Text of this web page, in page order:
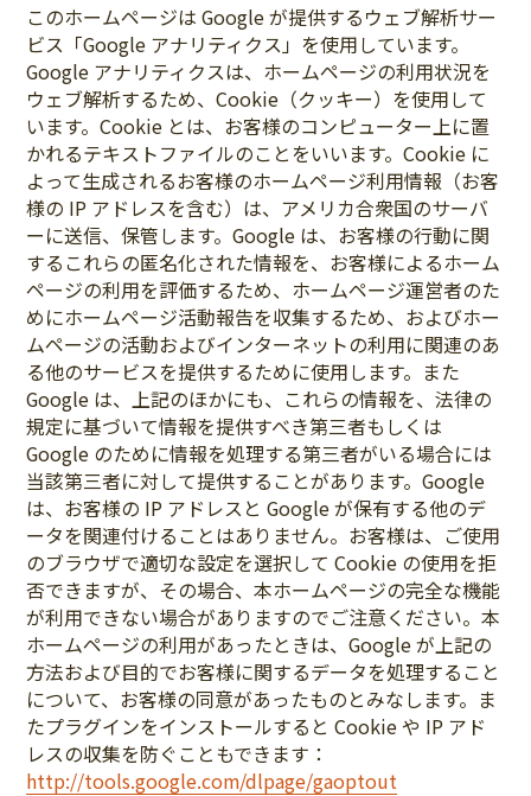
このホームページは Google が提供するウェブ解析サー
ビス「Google アナリティクス」を使用しています。
Google アナリティクスは、ホームページの利用状況を
ウェブ解析するため、Cookie（クッキー）を使用して
います。Cookie とは、お客様のコンピューター上に置
かれるテキストファイルのことをいいます。Cookie に
よって生成されるお客様のホームページ利用情報（お客
様の IP アドレスを含む）は、アメリカ合衆国のサーバ
ーに送信、保管します。Google は、お客様の行動に関
するこれらの匿名化された情報を、お客様によるホーム
ページの利用を評価するため、ホームページ運営者のた
めにホームページ活動報告を収集するため、およびホー
ムページの活動およびインターネットの利用に関連のあ
る他のサービスを提供するために使用します。また
Google は、上記のほかにも、これらの情報を、法律の
規定に基づいて情報を提供すべき第三者もしくは
Google のために情報を処理する第三者がいる場合には
当該第三者に対して提供することがあります。Google
は、お客様の IP アドレスと Google が保有する他のデ
ータを関連付けることはありません。お客様は、ご使用
のブラウザで適切な設定を選択して Cookie の使用を拒
否できますが、その場合、本ホームページの完全な機能
が利用できない場合がありますのでご注意ください。本
ホームページの利用があったときは、Google が上記の
方法および目的でお客様に関するデータを処理すること
について、お客様の同意があったものとみなします。ま
たプラグインをインストールすると Cookie や IP アド
レスの収集を防ぐこともできます：
http://tools.google.com/dlpage/gaoptout